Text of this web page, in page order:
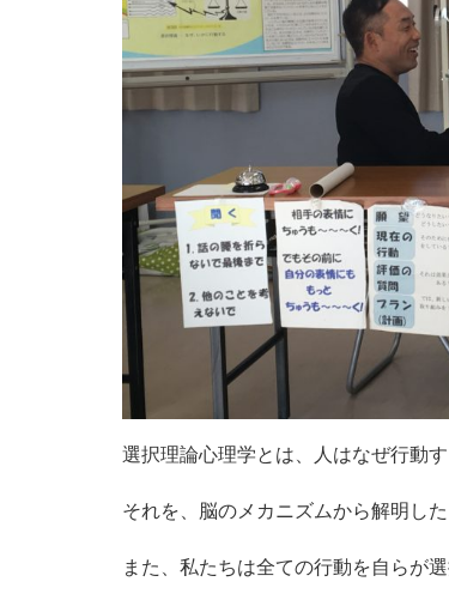
選択理論心理学とは、人はなぜ行動
それを、脳のメカニズムから解明した
また、私たちは全ての行動を自らが